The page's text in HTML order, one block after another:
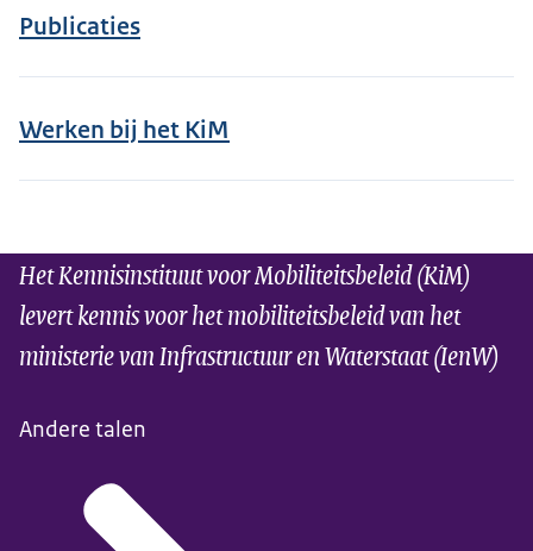
Publicaties
Werken bij het KiM
Het Kennisinstituut voor Mobiliteitsbeleid (KiM)
levert kennis voor het mobiliteitsbeleid van het
ministerie van Infrastructuur en Waterstaat (IenW)
Andere talen